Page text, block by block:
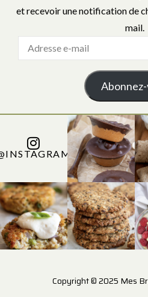
et recevoir une notification de
mail.
Copyright © 2025 Mes